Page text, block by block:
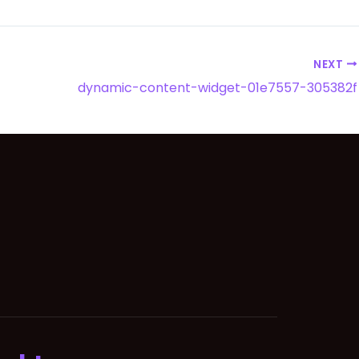
NEXT
dynamic-content-widget-01e7557-305382f